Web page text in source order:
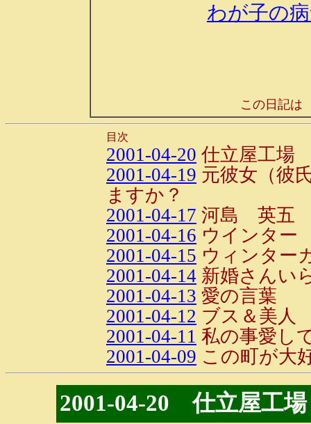
わが子の
この日記は
目次
2001-04-20 仕立屋工場
2001-04-19 元彼女（彼
ますか？
2001-04-17 河島 英五
2001-04-16 ウインタ
2001-04-15 ウィンター
2001-04-14 新婚さんい
2001-04-13 愛の言葉
2001-04-12 ブス＆美人
2001-04-11 私の事愛し
2001-04-09 この町が大
2001-04-20 仕立屋工場